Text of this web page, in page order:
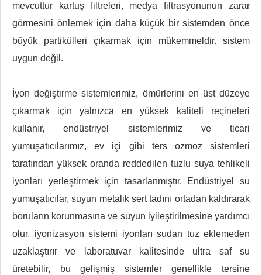
mevcuttur kartuş filtreleri, medya filtrasyonunun zarar
görmesini önlemek için daha küçük bir sistemden önce
büyük partikülleri çıkarmak için mükemmeldir. sistem
uygun değil.
İyon değiştirme sistemlerimiz, ömürlerini en üst düzeye
çıkarmak için yalnızca en yüksek kaliteli reçineleri
kullanır, endüstriyel sistemlerimiz ve ticari
yumuşatıcılarımız, ev içi gibi ters ozmoz sistemleri
tarafından yüksek oranda reddedilen tuzlu suya tehlikeli
iyonları yerleştirmek için tasarlanmıştır. Endüstriyel su
yumuşatıcılar, suyun metalik sert tadını ortadan kaldırarak
boruların korunmasına ve suyun iyileştirilmesine yardımcı
olur, iyonizasyon sistemi iyonları sudan tuz eklemeden
uzaklaştırır ve laboratuvar kalitesinde ultra saf su
üretebilir, bu gelişmiş sistemler genellikle tersine